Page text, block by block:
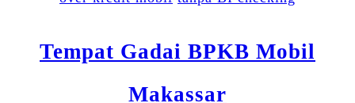
Tempat Gadai BPKB Mobil
Makassar